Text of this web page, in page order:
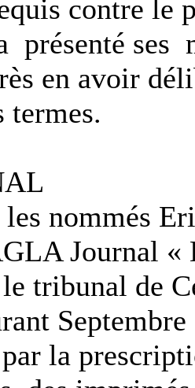
contre le
présenté ses
en avoir
termes.
nommés
Journal
tribunal de
la